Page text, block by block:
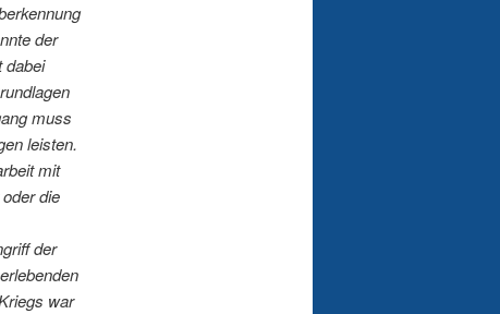
der
dabei
muss
leisten.
mit
die
der
war